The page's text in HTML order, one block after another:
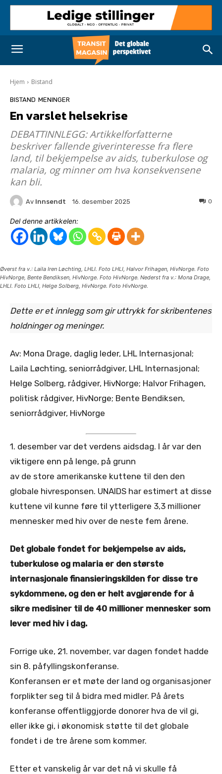
Hjem Bistand
BISTAND MENINGER
En varslet helsekrise
DEBATTINNLEGG: Artikkelforfatterne
beskriver fallende giverinteresse fra flere
land, til bekjempelse av aids, tuberkulose og
malaria, og minner om hva konsekvensene
kan bli.
Av Innsendt 16. desember 2025 0
Del denne artikkelen:
Øverst fra v.: Laila Iren Løchting, LHLI. Foto LHLI, Halvor Frihagen, HivNorge. Foto
HivNorge, Bente Bendiksen, HivNorge. Foto HivNorge. Nederst fra v.: Mona Drage,
LHLI. Foto LHLI, Helge Solberg, HivNorge. Foto HivNorge.
Dette er et innlegg som gir uttrykk for skribentenes
holdninger og meninger.
Av: Mona Drage, daglig leder, LHL Internasjonal;
Laila Løchting, seniorrådgiver, LHL Internasjonal;
Helge Solberg, rådgiver, HivNorge; Halvor Frihagen,
politisk rådgiver, HivNorge; Bente Bendiksen,
seniorrådgiver, HivNorge
1. desember var det verdens aidsdag. I år var den
viktigere enn på lenge, på grunn
av de store amerikanske kuttene til den den
globale hivresponsen. UNAIDS har estimert at disse
kuttene vil kunne føre til ytterligere 3,3 millioner
mennesker med hiv over de neste fem årene.
Det globale fondet for bekjempelse av aids,
tuberkulose og malaria er den største
internasjonale finansieringskilden for disse tre
sykdommene, og den er helt avgjørende for å
sikre medisiner til de 40 millioner mennesker som
lever med hiv i dag.
Forrige uke, 21. november, var dagen fondet hadde
sin 8. påfyllingskonferanse.
Konferansen er et møte der land og organisasjoner
forplikter seg til å bidra med midler. På årets
konferanse offentliggjorde donorer hva de vil gi,
eller ikke gi, i økonomisk støtte til det globale
fondet i de tre årene som kommer.
Etter et vanskelig år var det nå vi skulle få